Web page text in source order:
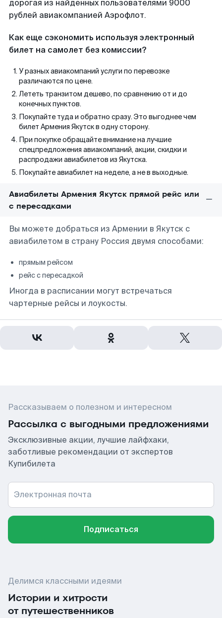
дорогая из найденных пользователями 9000
рублей авиакомпанией Аэрофлот.
Как еще сэкономить используя электронный
билет на самолет без комиссии?
У разных авиакомпаний услуги по перевозке
различаются по цене.
Лететь транзитом дешево, по сравнению от и до
конечных пунктов.
Покупайте туда и обратно сразу. Это выгоднее чем
билет Армения Якутск в одну сторону.
При покупке обращайте внимание на лучшие
спецпредложения авиакомпаний, акции, скидки и
распродажи авиабилетов из Якутска.
Покупайте авиабилет на неделе, а не в выходные.
Авиабилеты Армения Якутск прямой рейс или
с пересадками
Вы можете добраться из Армении в Якутск с
авиабилетом в страну Россия двумя способами:
прямым рейсом
рейс с пересадкой
Иногда в расписании могут встречаться
чартерные рейсы и лоукосты.
Рассказываем о полезном и интересном
Рассылка с выгодными предложениями
Эксклюзивные акции, лучшие лайфхаки,
заботливые рекомендации от экспертов
Купибилета
Электронная почта
Подписаться
Делимся классными идеями
Истории и хитрости
от путешественников